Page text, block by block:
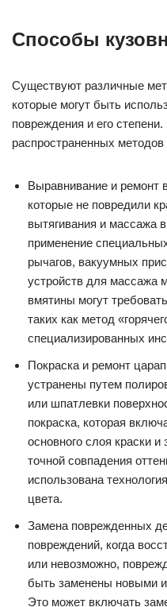
Способы
Существуют различные
которые могут быть
повреждения и его
распространенных
Выравнивание и ремонт
которые не повредили
вытягивания и массажа
применение
рычагов, вакуумных
устройств для массажа
вмятины могут
таких как метод
специализированных
Покраска и ремонт
устранены путем
или шпатлевки
покраска, которая
основного слоя краски
точной совпадения
использована
цвета.
Замена поврежденных
повреждений, когда
или невозможно,
быть заменены новыми
Это может включать